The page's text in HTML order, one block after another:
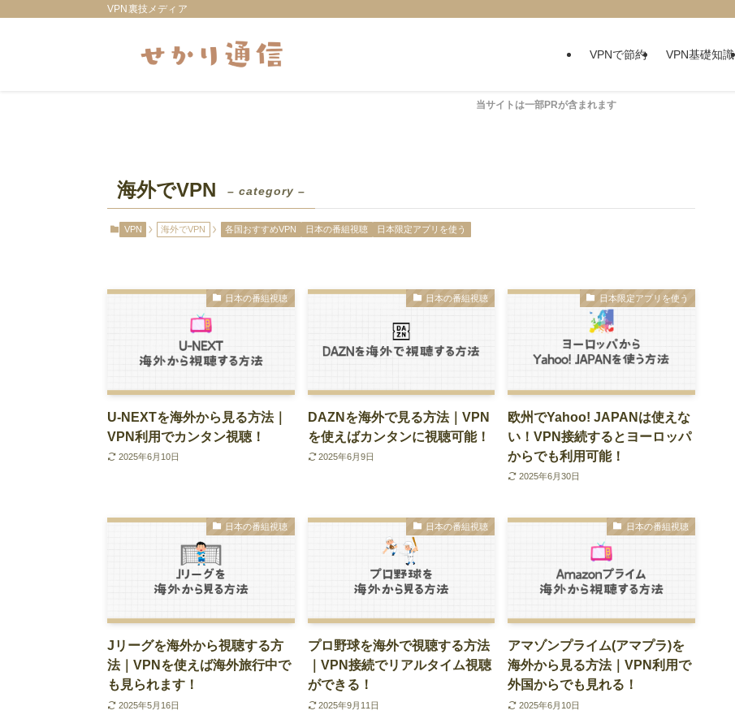
VPN裏技メディア
VPNで節約 VPN基礎知識
当サイトは一部PRが含まれます
海外でVPN – category –
VPN 海外でVPN 各国おすすめVPN 日本の番組視聴 日本限定アプリを使う
日本の番組視聴
U-NEXTを海外から見る方法｜
VPN利用でカンタン視聴！
2025年6月10日
日本の番組視聴
DAZNを海外で見る方法｜VPN
を使えばカンタンに視聴可能！
2025年6月9日
日本限定アプリを使う
欧州でYahoo! JAPANは使えな
い！VPN接続するとヨーロッパ
からでも利用可能！
2025年6月30日
日本の番組視聴
Jリーグを海外から視聴する方
法｜VPNを使えば海外旅行中で
も見られます！
2025年5月16日
日本の番組視聴
プロ野球を海外で視聴する方法
｜VPN接続でリアルタイム視聴
ができる！
2025年9月11日
日本の番組視聴
アマゾンプライム(アマプラ)を
海外から見る方法｜VPN利用で
外国からでも見れる！
2025年6月10日